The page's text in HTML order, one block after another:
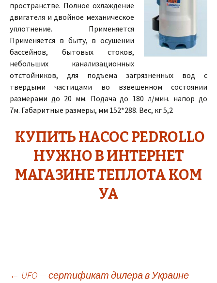
пространстве. Полное охлаждение
двигателя и двойное механическое
уплотнение. Применяется
Применяется в быту, в осушении
бассейнов, бытовых стоков,
небольших канализационных
отстойников, для подъема загрязненных вод с
твердыми частицами во взвешенном состоянии
размерами до 20 мм. Подача до 180 л/мин. напор до
7м. Габаритные размеры, мм 152*288. Вес, кг 5,2
КУПИТЬ НАСОС PEDROLLO
НУЖНО В ИНТЕРНЕТ
МАГАЗИНЕ ТЕПЛОТА КОМ
УА
← UFO — сертификат дилера в Украине